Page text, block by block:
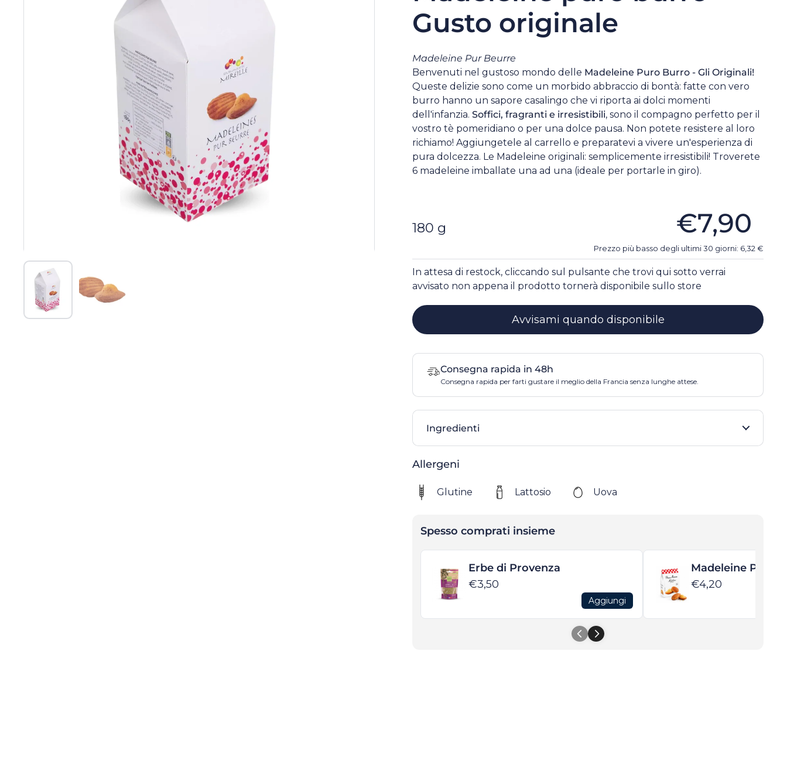
Mostra diapositiva 1
Gusto originale
Madeleine Pur Beurre
Benvenuti nel gustoso mondo delle Madeleine Puro Burro - Gli Originali!
Queste delizie sono come un morbido abbraccio di bontà: fatte con vero
burro hanno un sapore casalingo che vi riporta ai dolci momenti
dell'infanzia. Soffici, fragranti e irresistibili, sono il compagno perfetto per il
vostro tè pomeridiano o per una dolce pausa. Non potete resistere al loro
richiamo! Aggiungetele al carrello e preparatevi a vivere un'esperienza di
pura dolcezza. Le Madeleine originali: semplicemente irresistibili! Troverete
6 madeleine imballate una ad una (ideale per portarle in giro).
180 g €7,90
Prezzo più basso degli ultimi 30 giorni: 6,32 €
In attesa di restock, cliccando sul pulsante che trovi qui sotto verrai
avvisato non appena il prodotto tornerà disponibile sullo store
Avvisami quando disponibile
Consegna rapida in 48h
Consegna rapida per farti gustare il meglio della Francia senza lunghe attese.
Ingredienti
Allergeni
Glutine Lattosio Uova
Spesso comprati insieme
Erbe di Provenza
€3,50
Aggiungi
Madeleine Puro
€4,20